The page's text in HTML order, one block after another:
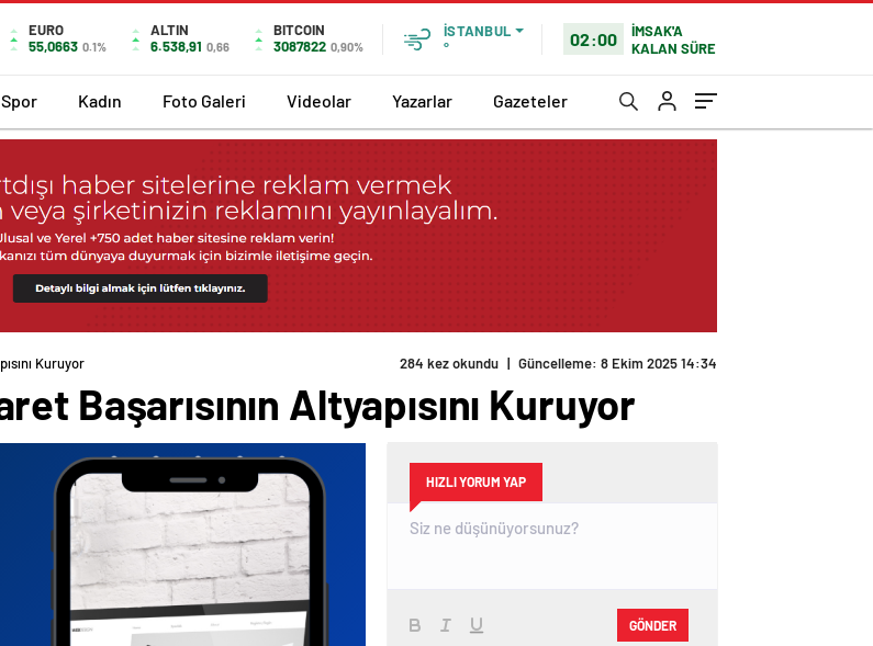
EURO
55,0663 0.1%
ALTIN
6.538,91 0,66
BITCOIN
3087822 0,90%
İSTANBUL
°
02:00
İMSAK'A
KALAN SÜRE
Spor Kadın Foto Galeri Videolar Yazarlar Gazeteler
Kuruyor 284 kez okundu | Güncelleme: 8 Ekim 2025 14:34
Başarısının Altyapısını Kuruyor
HIZLI YORUM YAP
GÖNDER